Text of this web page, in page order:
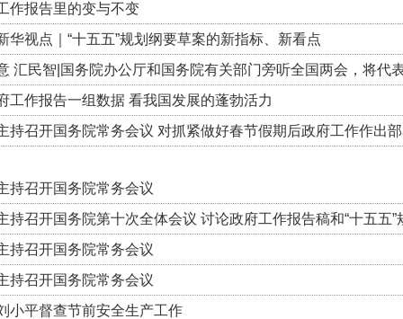
作报告里的变与不变
华视点｜“十五五”规划纲要草案的新指标、新看点
汇民智|国务院办公厅和国务院有关部门旁听全国两会，将代
工作报告一组数据 看我国发展的蓬勃活力
持召开国务院常务会议 对抓紧做好春节假期后政府工作作出
持召开国务院常务会议
持召开国务院第十次全体会议 讨论政府工作报告稿和“十五五”
持召开国务院常务会议
持召开国务院常务会议
小平督查节前安全生产工作